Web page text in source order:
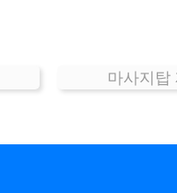
마사지탑